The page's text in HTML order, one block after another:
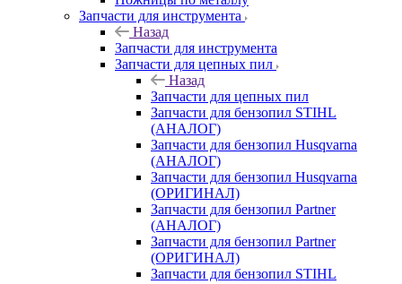
Запчасти для инструмента
Назад
Запчасти для инструмента
Запчасти для цепных пил
Назад
Запчасти для цепных пил
Запчасти для бензопил STIHL
(АНАЛОГ)
Запчасти для бензопил Husqvarna
(АНАЛОГ)
Запчасти для бензопил Husqvarna
(ОРИГИНАЛ)
Запчасти для бензопил Partner
(АНАЛОГ)
Запчасти для бензопил Partner
(ОРИГИНАЛ)
Запчасти для бензопил STIHL